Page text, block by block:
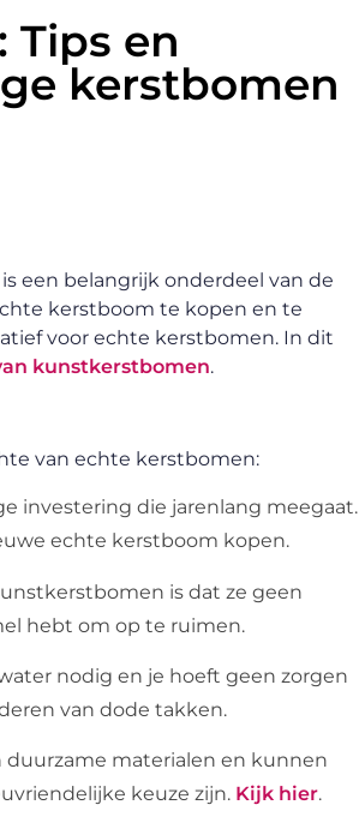
en
kerstbomen
een belangrijk onderdeel van de
kerstboom te kopen en te
voor echte kerstbomen. In dit
kunstkerstbomen.
van echte kerstbomen:
investering die jarenlang meegaat.
echte kerstboom kopen.
is dat ze geen
hebt om op te ruimen.
nodig en je hoeft geen zorgen
van dode takken.
materialen en kunnen
keuze zijn. Kijk hier.